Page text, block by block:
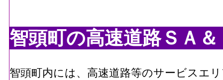
土師駅
JR西日本因美線
山郷駅
智頭急行智頭線
智頭町の高速道路ＳＡ
智頭町内には、高速道路等のサービスエ